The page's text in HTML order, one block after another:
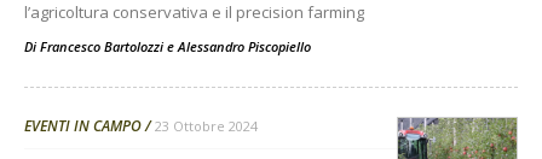
l’agricoltura conservativa e il precision farming
Di Francesco Bartolozzi eAlessandro Piscopiello
EVENTI IN CAMPO 23 Ottobre 2024